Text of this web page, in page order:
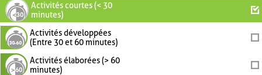
Activités courtes (< 30
minutes)
Activités développées
(Entre 30 et 60 minutes)
Activités élaborées (> 60
minutes)